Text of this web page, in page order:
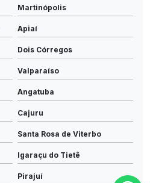
Martinópolis
Apiaí
Dois Córregos
Valparaíso
Angatuba
Cajuru
Santa Rosa de Viterbo
Igaraçu do Tietê
Pirajuí